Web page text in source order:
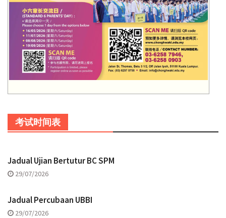
考试时间表
Jadual Ujian Bertutur BC SPM
29/07/2026
Jadual Percubaan UBBI
29/07/2026